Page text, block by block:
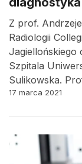
Z prof.
Radiologii
Jagiellońskiego
Szpitala
Sulikowska.
17 marca 2021